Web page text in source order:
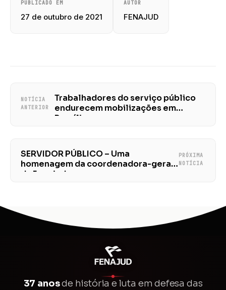
PUBLICADO EM
27 de outubro de 2021
AUTOR
FENAJUD
NOTÍCIA
ANTERIOR
Trabalhadores do serviço público
endurecem mobilizações em
Brasília
SERVIDOR PÚBLICO – Uma
homenagem da coordenadora-geral
da Fenajud
PRÓXIMA
NOTÍCIA
37 anosde história e luta em defesa das